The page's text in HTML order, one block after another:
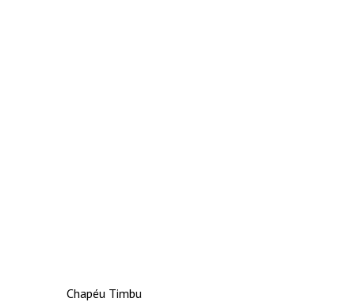
Chapéu Timbu